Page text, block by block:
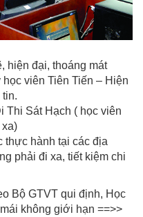
hiện đại, thoáng mát
viên Tiên Tiến – Hiện
Sát Hạch ( học viên
thực hành tại các địa
phải đi xa, tiết kiệm chi
Bộ GTVT qui định, Học
không giới hạn ==>>